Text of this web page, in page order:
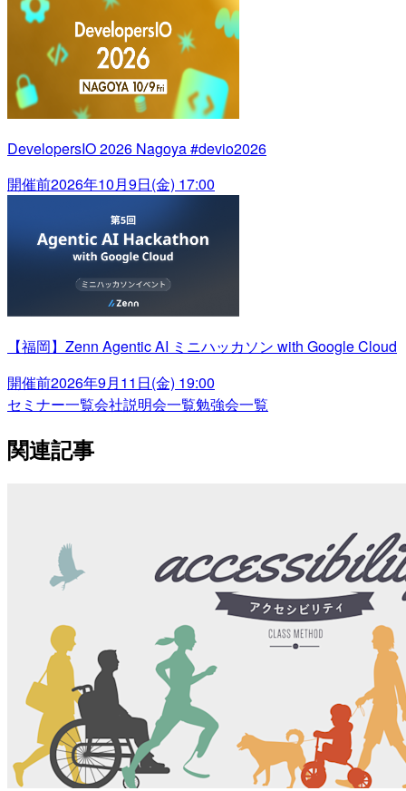
DevelopersIO 2026 Nagoya #devio2026
開催前2026年10月9日(金) 17:00
【福岡】Zenn Agentic AI ミニハッカソン with Google Cloud
開催前2026年9月11日(金) 19:00
セミナー一覧会社説明会一覧勉強会一覧
関連記事